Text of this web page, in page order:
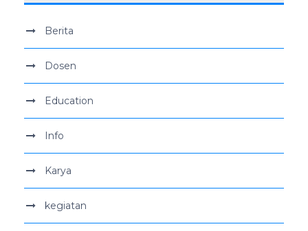
Berita
Dosen
Education
Info
Karya
kegiatan